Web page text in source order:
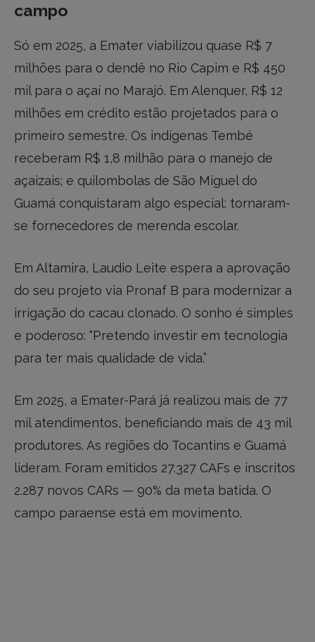
campo
Só em 2025, a Emater viabilizou quase R$ 7
milhões para o dendê no Rio Capim e R$ 450
mil para o açaí no Marajó. Em Alenquer, R$ 12
milhões em crédito estão projetados para o
primeiro semestre. Os indígenas Tembé
receberam R$ 1,8 milhão para o manejo de
açaizais; e quilombolas de São Miguel do
Guamá conquistaram algo especial: tornaram-
se fornecedores de merenda escolar.
Em Altamira, Laudio Leite espera a aprovação
do seu projeto via Pronaf B para modernizar a
irrigação do cacau clonado. O sonho é simples
e poderoso: “Pretendo investir em tecnologia
para ter mais qualidade de vida.”
Em 2025, a Emater-Pará já realizou mais de 77
mil atendimentos, beneficiando mais de 43 mil
produtores. As regiões do Tocantins e Guamá
lideram. Foram emitidos 27.327 CAFs e inscritos
2.287 novos CARs — 90% da meta batida. O
campo paraense está em movimento.